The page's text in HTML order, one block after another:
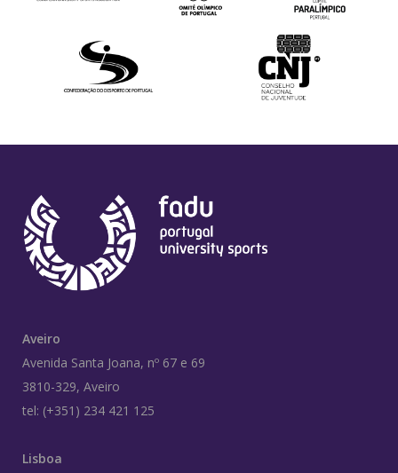
Aveiro
Avenida Santa Joana, nº 67 e 69
3810-329, Aveiro
tel: (+351) 234 421 125
Lisboa